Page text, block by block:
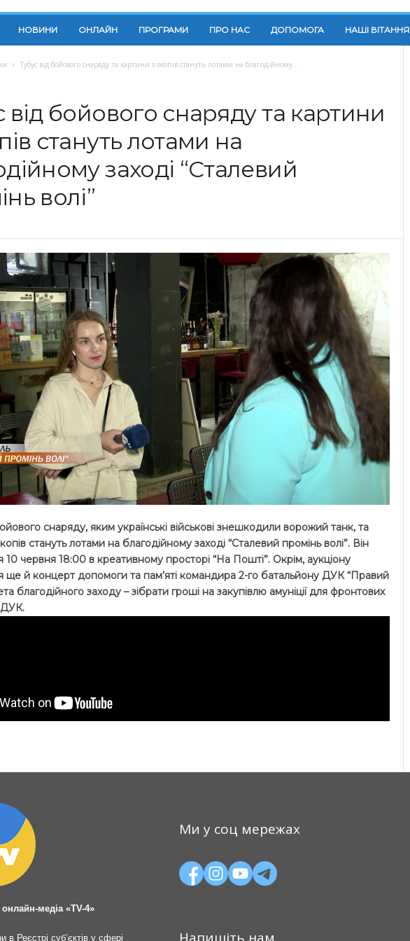
НОВИНИ ОНЛАЙН ПРОГРАМИ ПРО НАС ДОПОМОГА НАШІ ВІТАННЯ
Тубус від бойового снаряду та картини з окопів стануть лотами на благодійному...
від бойового снаряду та картини
стануть лотами на
заході “Сталевий
волі”
снаряду, яким українські військові знешкодили ворожий танк, та
стануть лотами на благодійному заході “Сталевий промінь волі”. Він
10 червня 18:00 в креативному просторі “На Пошті”. Окрім, аукціону
ще й концерт допомоги та пам’яті командира 2-го батальйону ДУК “Правий
благодійного заходу – зібрати гроші на закупівлю амуніції для фронтових
ДУК.
медіа «TV-4»
в Реєстрі суб’єктів у сфері
Ми у соц мережах